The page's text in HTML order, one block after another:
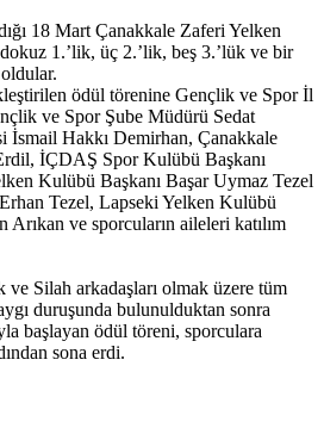
18 Mart Çanakkale Zaferi Yelken
dokuz 1.’lik, üç 2.’lik, beş 3.’lük ve bir
ödül törenine Gençlik ve Spor İl
ve Spor Şube Müdürü Sedat
İsmail Hakkı Demirhan, Çanakkale
İÇDAŞ Spor Kulübü Başkanı
Kulübü Başkanı Başar Uymaz Tezel
Tezel, Lapseki Yelken Kulübü
ve sporcuların aileleri katılım
Silah arkadaşları olmak üzere tüm
duruşunda bulunulduktan sonra
başlayan ödül töreni, sporculara
sona erdi.